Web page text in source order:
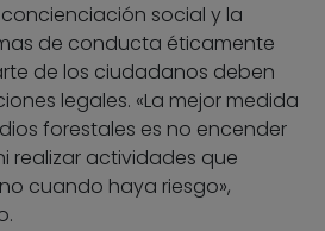
concienciación social y la
de conducta éticamente
de los ciudadanos deben
legales. «La mejor medida
forestales es no encender
realizar actividades que
cuando haya riesgo»,